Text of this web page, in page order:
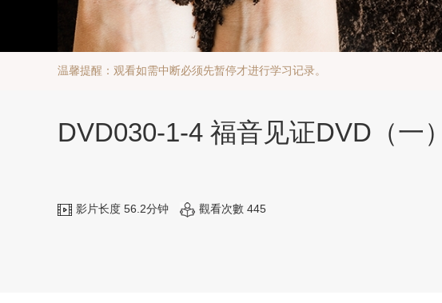
温馨提醒：观看如需中断必须先暂停才进行学习记录。
DVD030-1-4 福音见证DVD（一
影片长度 56.2分钟 觀看次數 445